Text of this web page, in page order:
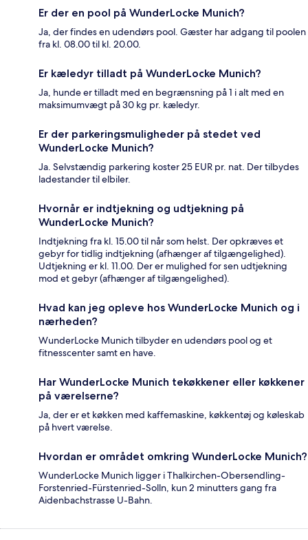
Er der en pool på WunderLocke Munich?
Ja, der findes en udendørs pool. Gæster har adgang til poolen
fra kl. 08.00 til kl. 20.00.
Er kæledyr tilladt på WunderLocke Munich?
Ja, hunde er tilladt med en begrænsning på 1 i alt med en
maksimumvægt på 30 kg pr. kæledyr.
Er der parkeringsmuligheder på stedet ved
WunderLocke Munich?
Ja. Selvstændig parkering koster 25 EUR pr. nat. Der tilbydes
ladestander til elbiler.
Hvornår er indtjekning og udtjekning på
WunderLocke Munich?
Indtjekning fra kl. 15.00 til når som helst. Der opkræves et
gebyr for tidlig indtjekning (afhænger af tilgængelighed).
Udtjekning er kl. 11.00. Der er mulighed for sen udtjekning
mod et gebyr (afhænger af tilgængelighed).
Hvad kan jeg opleve hos WunderLocke Munich og i
nærheden?
WunderLocke Munich tilbyder en udendørs pool og et
fitnesscenter samt en have.
Har WunderLocke Munich tekøkkener eller køkkener
på værelserne?
Ja, der er et køkken med kaffemaskine, køkkentøj og køleskab
på hvert værelse.
Hvordan er området omkring WunderLocke Munich?
WunderLocke Munich ligger i Thalkirchen-Obersendling-
Forstenried-Fürstenried-Solln, kun 2 minutters gang fra
Aidenbachstrasse U-Bahn.